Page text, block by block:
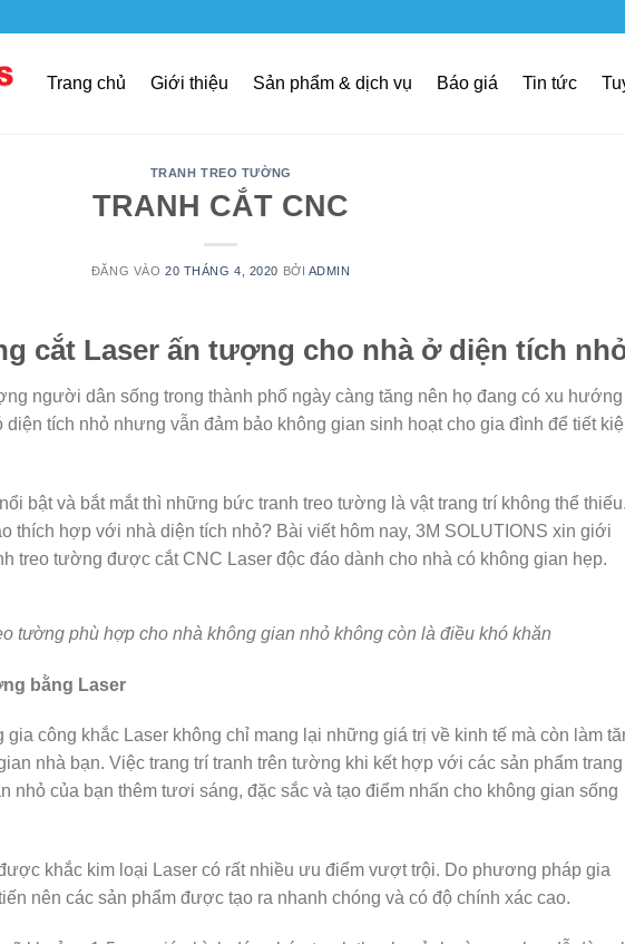
Trang chủ Giới thiệu Sản phẩm & dịch vụ Báo giá Tin tức
TRANH TREO TƯỜNG
TRANH CẮT CNC
ĐĂNG VÀO 20 THÁNG 4, 2020 BỞI ADMIN
cắt Laser ấn tượng cho nhà ở diện tích
người dân sống trong thành phố ngày càng tăng nên họ đang có xu hướng
diện tích nhỏ nhưng vẫn đảm bảo không gian sinh hoạt cho gia đình để tiết
bật và bắt mắt thì những bức tranh treo tường là vật trang trí không thể thiếu.
thích hợp với nhà diện tích nhỏ? Bài viết hôm nay, 3M SOLUTIONS xin giới
treo tường được cắt CNC Laser độc đáo dành cho nhà có không gian hẹp.
tường phù hợp cho nhà không gian nhỏ không còn là điều khó khăn
bằng Laser
gia công khắc Laser không chỉ mang lại những giá trị về kinh tế mà còn làm
nhà bạn. Việc trang trí tranh trên tường khi kết hợp với các sản phẩm
nhỏ của bạn thêm tươi sáng, đặc sắc và tạo điểm nhấn cho không gian sống
khắc kim loại Laser có rất nhiều ưu điểm vượt trội. Do phương pháp gia
nên các sản phẩm được tạo ra nhanh chóng và có độ chính xác cao.